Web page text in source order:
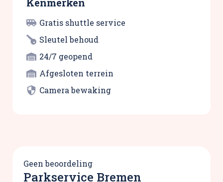
Kenmerken
Gratis shuttle service
Sleutel behoud
24/7 geopend
Afgesloten terrein
Camera bewaking
Geen beoordeling
Parkservice Bremen